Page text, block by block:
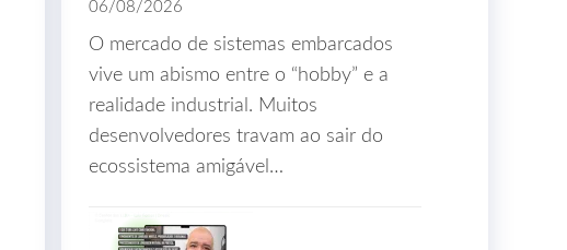
06/08/2026
O mercado de sistemas embarcados
vive um abismo entre o “hobby” e a
realidade industrial. Muitos
desenvolvedores travam ao sair do
ecossistema amigável…